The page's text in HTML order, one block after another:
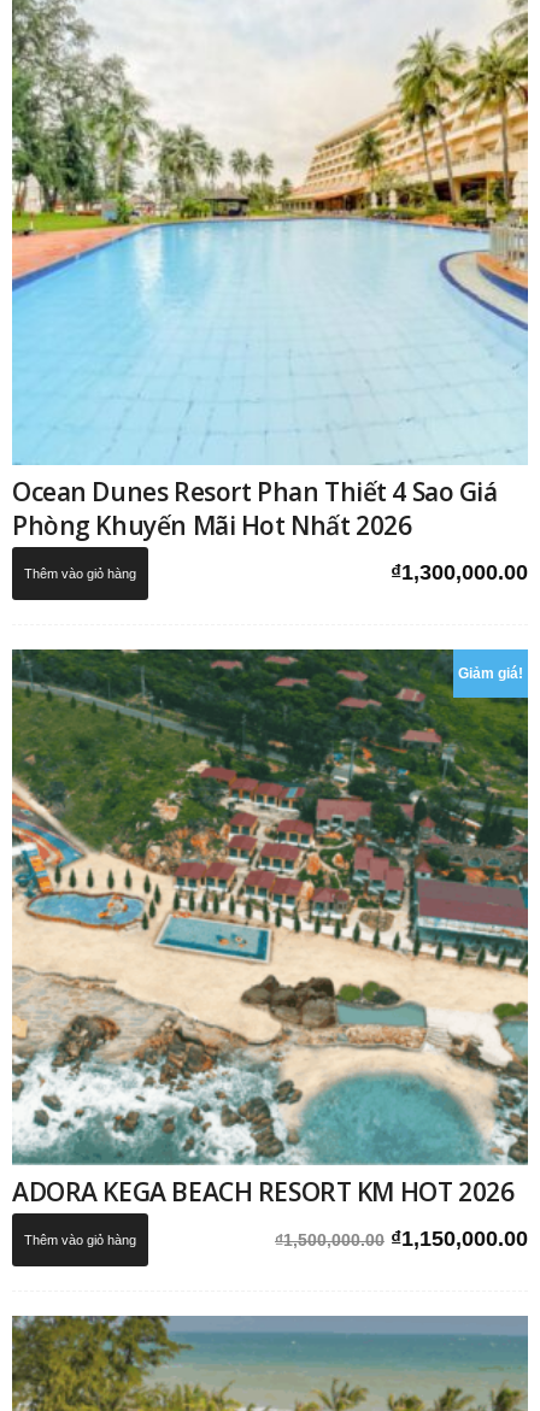
Ocean Dunes Resort Phan Thiết 4 Sao Giá
Phòng Khuyến Mãi Hot Nhất 2026
₫1,300,000.00
Thêm vào giỏ hàng
Giảm giá!
ADORA KEGA BEACH RESORT KM HOT 2026
₫1,500,000.00 Giá
₫1,150,000.00
Thêm vào giỏ hàng